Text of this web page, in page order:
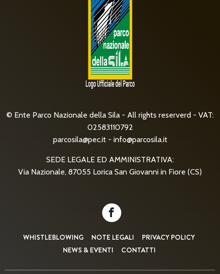
© Ente Parco Nazionale della Sila - All rights reserverd - VAT:
02583110792
parcosila@pec.it- info@parcosila.it
SEDE LEGALE ED AMMINISTRATIVA:
Via Nazionale, 87055 Lorica San Giovanni in Fiore (CS)
WHISTLEBLOWING NOTE LEGALI
PRIVACY POLICY
NEWS & EVENTI
CONTATTI